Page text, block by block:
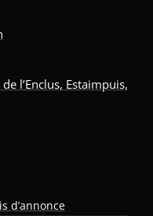
l’Enclus, Estaimpuis,
d’annonce